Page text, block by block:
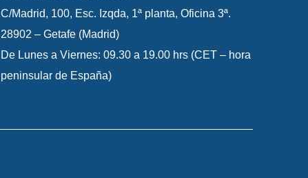
C/Madrid, 100, Esc. Izqda, 1ª planta, Oficina 3ª.
28902 – Getafe (Madrid)
De Lunes a Viernes: 09.30 a 19.00 hrs (CET – hora
peninsular de España)